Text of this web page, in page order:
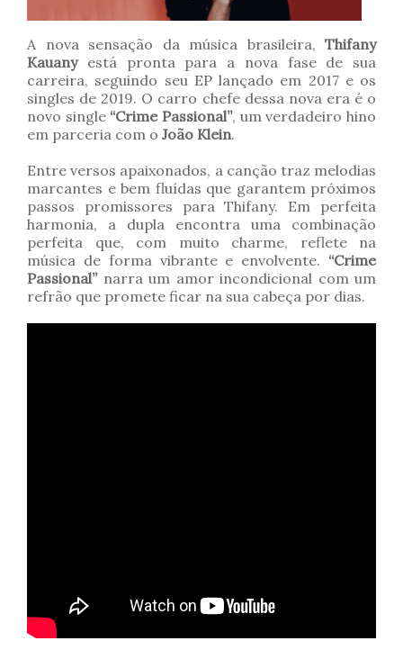
A nova sensação da música brasileira, Thifany
Kauanyestá pronta para a nova fase de sua
carreira, seguindo seu EP lançado em 2017 e os
singles de 2019. O carro chefe dessa nova era é o
novo single “Crime Passional”, um verdadeiro hino
em parceria com o João Klein.
Entre versos apaixonados, a canção traz melodias
marcantes e bem fluídas que garantem próximos
passos promissores para Thifany. Em perfeita
harmonia, a dupla encontra uma combinação
perfeita que, com muito charme, reflete na
música de forma vibrante e envolvente. “Crime
Passional”narra um amor incondicional com um
refrão que promete ficar na sua cabeça por dias.